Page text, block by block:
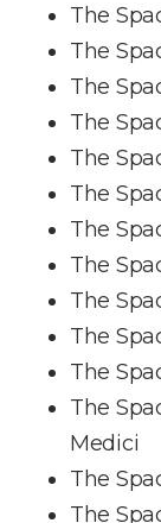
The
The
The
The
The
The
The
The
The
The
The
The
Medici
The
The